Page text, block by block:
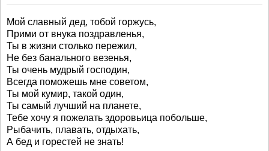
Мой славный дед, тобой горжусь,
Прими от внука поздравленья,
Ты в жизни столько пережил,
Не без банального везенья,
Ты очень мудрый господин,
Всегда поможешь мне советом,
Ты мой кумир, такой один,
Ты самый лучший на планете,
Тебе хочу я пожелать здоровьица побольше,
Рыбачить, плавать, отдыхать,
А бед и горестей не знать!